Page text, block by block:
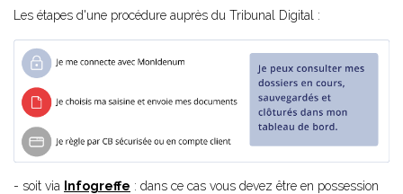
Les étapes d'une procédure auprès du Tribunal Digital :
- soit via Infogreffe : dans ce cas vous devez être en possession